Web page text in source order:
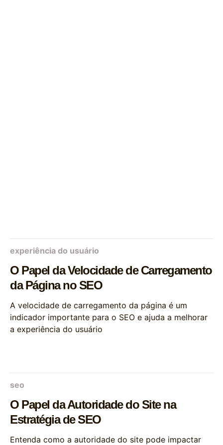
experiência do usuário
O Papel da Velocidade de Carregamento
da Página no SEO
A velocidade de carregamento da página é um
indicador importante para o SEO e ajuda a melhorar
a experiência do usuário
seo
O Papel da Autoridade do Site na
Estratégia de SEO
Entenda como a autoridade do site pode impactar